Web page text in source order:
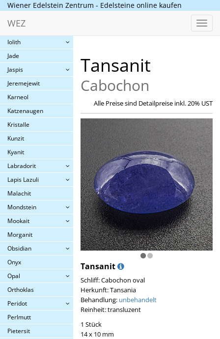
Wiener Edelstein Zentrum - Edelsteine online kaufen
WEZ
Herkimer
Iolith
Jade
Jaspis
Jeremejewit
Karneol
Katzenaugen
Kristalle
Kunzit
Kyanit
Labradorit
Lapis Lazuli
Malachit
Mondstein
Mookait
Morganit
Obsidian
Onyx
Opal
Orthoklas
Peridot
Perlmutt
Pietersit
Tansanit
Cabochon
Alle Preise sind Detailpreise inkl. 20% UST
Tansanit
Schliff: Cabochon oval
Herkunft: Tansania
Behandlung: unbehandelt
Reinheit: transluzent
1 Stück
14 x 10 mm